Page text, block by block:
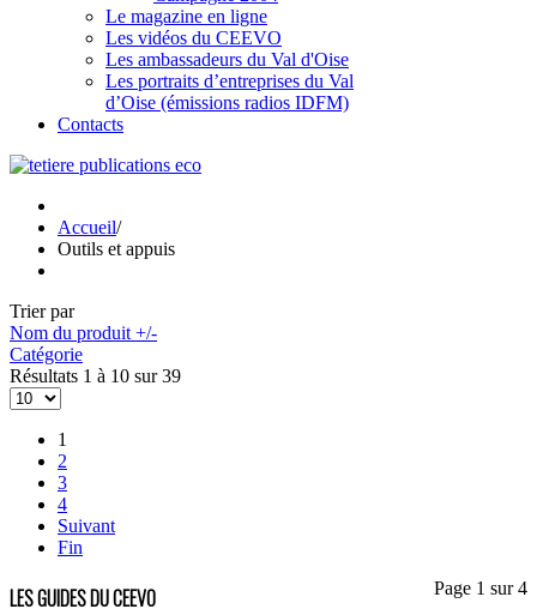
Le magazine en ligne
Les vidéos du CEEVO
Les ambassadeurs du Val d'Oise
Les portraits d’entreprises du Val
d’Oise (émissions radios IDFM)
Contacts
Accueil/
Outils et appuis
Trier par
Nom du produit +/-
Catégorie
Résultats 1 à 10 sur 39
1
2
3
4
Suivant
Fin
Page 1 sur 4
LES GUIDES DU CEEVO